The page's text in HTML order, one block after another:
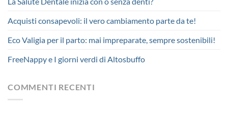
Acquisti consapevoli: il vero cambiamento parte da te!
Eco Valigia per il parto: mai impreparate, sempre sostenibili!
FreeNappy e I giorni verdi di Altosbuffo
COMMENTI RECENTI